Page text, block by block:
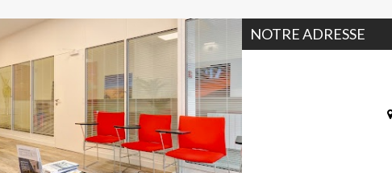
NOTRE ADRESSE